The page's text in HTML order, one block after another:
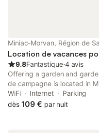
Miniac-Morvan, Région de
Location de vacances
9.8Fantastique⋅4 avis
Offering a garden and
de campagne is located in
Grand Large and 21 km from
WiFi Internet
Parking
dès 109 € par nuit